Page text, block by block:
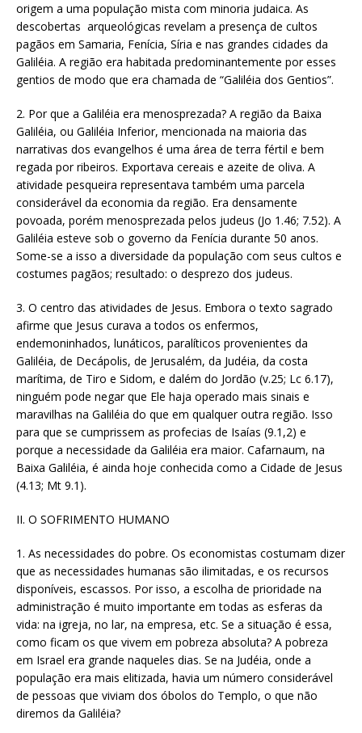
origem a uma população mista com minoria judaica. As
descobertas arqueológicas revelam a presença de cultos
pagãos em Samaria, Fenícia, Síria e nas grandes cidades da
Galiléia. A região era habitada predominantemente por esses
gentios de modo que era chamada de “Galiléia dos Gentios”.
2. Por que a Galiléia era menosprezada? A região da Baixa
Galiléia, ou Galiléia Inferior, mencionada na maioria das
narrativas dos evangelhos é uma área de terra fértil e bem
regada por ribeiros. Exportava cereais e azeite de oliva. A
atividade pesqueira representava também uma parcela
considerável da economia da região. Era densamente
povoada, porém menosprezada pelos judeus (Jo 1.46; 7.52). A
Galiléia esteve sob o governo da Fenícia durante 50 anos.
Some-se a isso a diversidade da população com seus cultos e
costumes pagãos; resultado: o desprezo dos judeus.
3. O centro das atividades de Jesus. Embora o texto sagrado
afirme que Jesus curava a todos os enfermos,
endemoninhados, lunáticos, paralíticos provenientes da
Galiléia, de Decápolis, de Jerusalém, da Judéia, da costa
marítima, de Tiro e Sidom, e dalém do Jordão (v.25; Lc 6.17),
ninguém pode negar que Ele haja operado mais sinais e
maravilhas na Galiléia do que em qualquer outra região. Isso
para que se cumprissem as profecias de Isaías (9.1,2) e
porque a necessidade da Galiléia era maior. Cafarnaum, na
Baixa Galiléia, é ainda hoje conhecida como a Cidade de Jesus
(4.13; Mt 9.1).
II. O SOFRIMENTO HUMANO
1. As necessidades do pobre. Os economistas costumam dizer
que as necessidades humanas são ilimitadas, e os recursos
disponíveis, escassos. Por isso, a escolha de prioridade na
administração é muito importante em todas as esferas da
vida: na igreja, no lar, na empresa, etc. Se a situação é essa,
como ficam os que vivem em pobreza absoluta? A pobreza
em Israel era grande naqueles dias. Se na Judéia, onde a
população era mais elitizada, havia um número considerável
de pessoas que viviam dos óbolos do Templo, o que não
diremos da Galiléia?